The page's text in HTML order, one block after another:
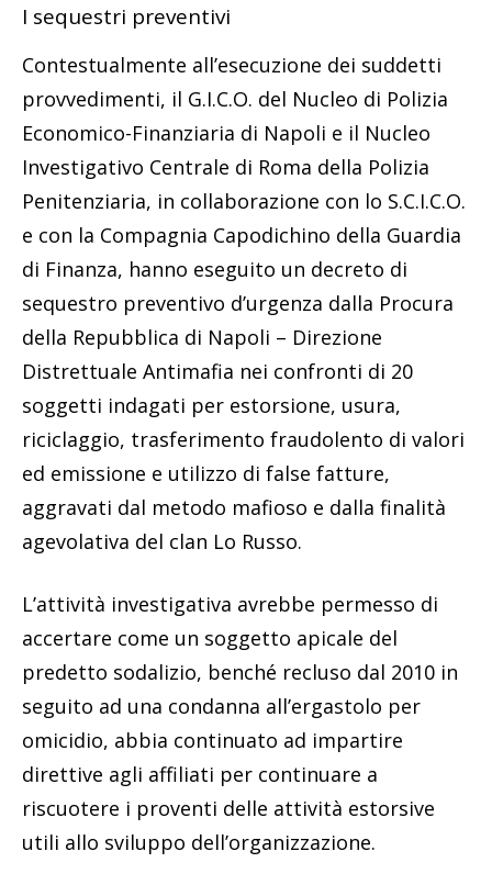
I sequestri preventivi
Contestualmente all’esecuzione dei suddetti
provvedimenti, il G.I.C.O. del Nucleo di Polizia
Economico-Finanziaria di Napoli e il Nucleo
Investigativo Centrale di Roma della Polizia
Penitenziaria, in collaborazione con lo S.C.I.C.O.
e con la Compagnia Capodichino della Guardia
di Finanza, hanno eseguito un decreto di
sequestro preventivo d’urgenza dalla Procura
della Repubblica di Napoli – Direzione
Distrettuale Antimafia nei confronti di 20
soggetti indagati per estorsione, usura,
riciclaggio, trasferimento fraudolento di valori
ed emissione e utilizzo di false fatture,
aggravati dal metodo mafioso e dalla finalità
agevolativa del clan Lo Russo.
L’attività investigativa avrebbe permesso di
accertare come un soggetto apicale del
predetto sodalizio, benché recluso dal 2010 in
seguito ad una condanna all’ergastolo per
omicidio, abbia continuato ad impartire
direttive agli affiliati per continuare a
riscuotere i proventi delle attività estorsive
utili allo sviluppo dell’organizzazione.